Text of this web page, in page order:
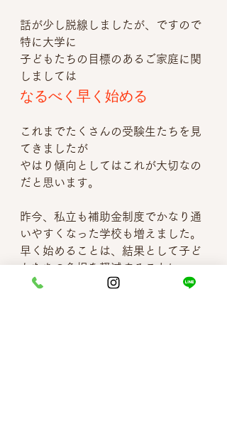
話が少し脱線しましたが、ですので
特に大学に
子どもたちの目標のあるご家庭に関
しましては
なるべく早く始める
これまでたくさんの受験生たちを見
てきましたが
やはり傾向としてはこれが大切なの
だと思います。
昨今、私立も補助金制度でかなり通
いやすくなった学校も増えました。
早く始めることは、結果として子ど
もたちの負担を軽減することに
つながりますし、将来への選択肢も